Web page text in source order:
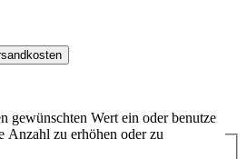
gewünschten Wert ein oder benutze
Anzahl zu erhöhen oder zu